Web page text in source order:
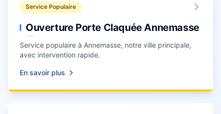
Service Populaire
Ouverture Porte Claquée Annemasse
Service populaire à Annemasse, notre ville principale,
avec intervention rapide.
En savoir plus